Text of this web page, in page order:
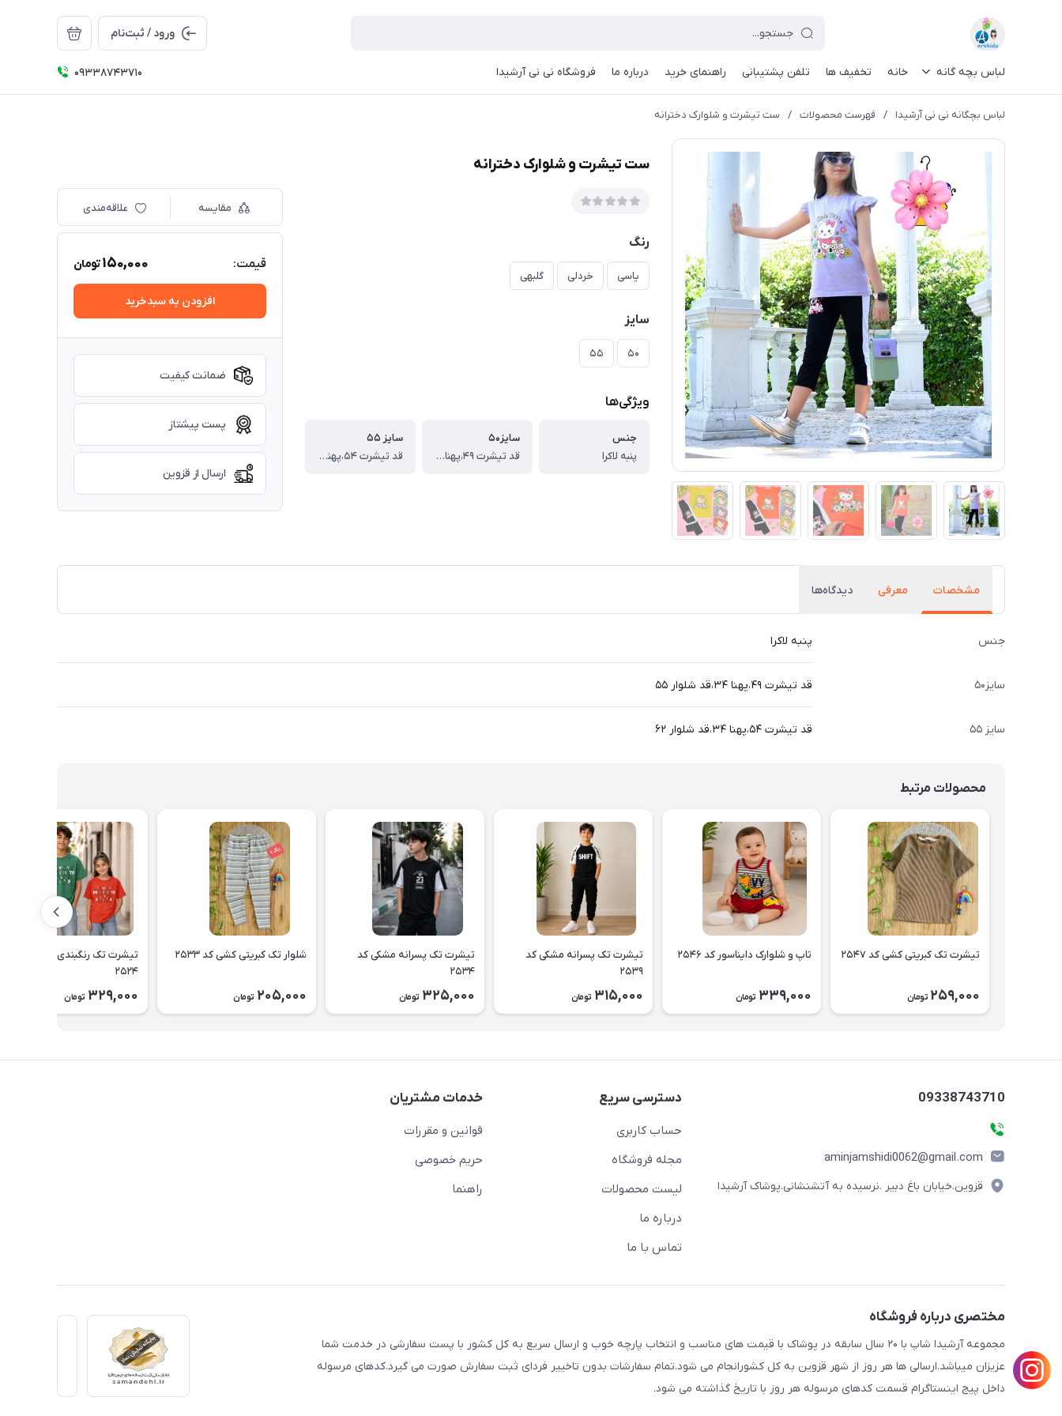
ورود / ثبت‌نام
لباس بچه گانه خانه تخفیف ها تلفن پشتیبانی راهنمای خرید درباره ما فروشگاه نی نی آرشیدا 09338743710
لباس بچگانه نی نی آرشیدا / فهرست محصولات / ست تیشرت و شلوارک دخترانه
ست تیشرت و شلوارک دخترانه
رنگ
یاسی خردلی گلبهی
سایز
۵۰ ۵۵
ویژگی‌ها
جنس
پنبه لاکرا
سایز۵۰
قد تیشرت ۴۹،پهنا ۳۴،قد شلوار ۵۵
سایز ۵۵
قد تیشرت ۵۴،پهنا ۳۴،قد شلوار ۶۲
مقایسه علاقه‌مندی
قیمت: 150,000تومان
افزودن به سبدخرید
ضمانت کیفیت
پست پیشتاز
ارسال از قزوین
مشخصات معرفی دیدگاه‌ها
جنس پنبه لاکرا
سایز۵۰ قد تیشرت ۴۹،پهنا ۳۴،قد شلوار ۵۵
سایز ۵۵ قد تیشرت ۵۴،پهنا ۳۴،قد شلوار ۶۲
محصولات مرتبط
تیشرت تک کبریتی کشی کد ۲۵۴۷
259,000 تومان
تاپ و شلوارک دایناسور کد ۲۵۴۶
339,000 تومان
تیشرت تک پسرانه مشکی کد
۲۵۳۹
315,000 تومان
تیشرت تک پسرانه مشکی کد
۲۵۳۴
325,000 تومان
شلوار تک کبریتی کشی کد ۲۵۳۳
205,000 تومان
تیشرت تک رنگبندی اسپرت کد
۲۵۲۴
329,000 تومان
09338743710
aminjamshidi0062@gmail.com
قزوین.خیابان باغ دبیر .نرسیده به آتشنشانی.پوشاک آرشیدا
دسترسی سریع
حساب کاربری
مجله فروشگاه
لیست محصولات
درباره ما
تماس با ما
خدمات مشتریان
قوانین و مقررات
حریم خصوصی
راهنما
مختصری درباره فروشگاه
مجموعه آرشیدا شاپ با ۲۰ سال سابقه در پوشاک با قیمت های مناسب و انتخاب پارچه خوب و ارسال سریع به کل کشور با پست سفارشی در خدمت شما
عزیزان میباشد.ارسالی ها هر روز از شهر قزوین به کل کشورانجام می شود.تمام سفارشات بدون تاخییر فردای ثبت سفارش صورت می گیرد.کدهای مرسوله
داخل پیج اینستاگرام قسمت کدهای مرسوله هر روز با تاریخ گذاشته می شود.